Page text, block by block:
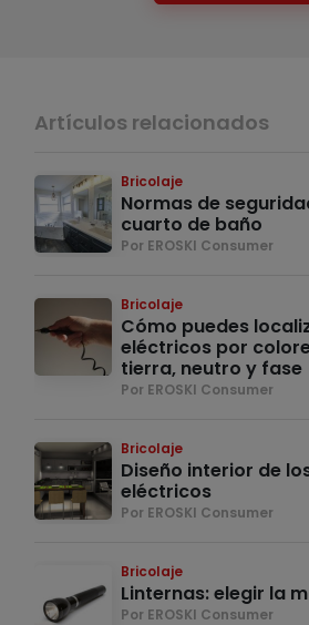
Artículos relacionados
Bricolaje
Normas de
cuarto de baño
Por EROSKI Consumer
Bricolaje
Cómo puedes
eléctricos por
tierra, neutro y fase
Por EROSKI Consumer
Bricolaje
Diseño interior de
eléctricos
Por EROSKI Consumer
Bricolaje
Linternas: elegir la
Por EROSKI Consumer